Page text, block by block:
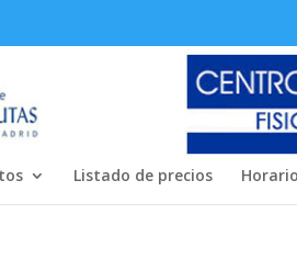
Listado de precios